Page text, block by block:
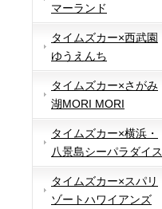
マーランド
タイムズカー×西武園
ゆうえんち
タイムズカー×さがみ
湖MORI MORI
タイムズカー×横浜・
八景島シーパラダイス
タイムズカー×スパリ
ゾートハワイアンズ